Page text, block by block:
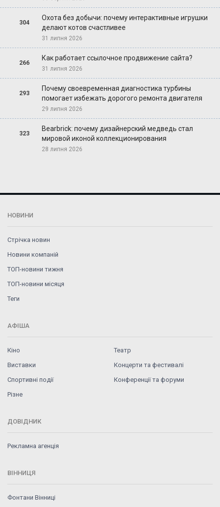
304
Охота без добычи: почему интерактивные игрушки
делают котов счастливее
31 липня 2026
266
Как работает ссылочное продвижение сайта?
31 липня 2026
293
Почему своевременная диагностика турбины
помогает избежать дорогого ремонта двигателя
29 липня 2026
323
Bearbrick: почему дизайнерский медведь стал
мировой иконой коллекционирования
28 липня 2026
НОВИНИ
Стрічка новин
Новини компаній
ТОП-новини тижня
ТОП-новини місяця
Теги
АФІША
Кіно
Театр
Виставки
Концерти та фестивалі
Спортивні події
Конференції та форуми
Різне
ДОВІДНИК
Рекламна агенція
ВІННИЦЯ
Фонтани Вінниці